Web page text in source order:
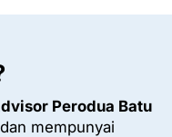
Perodua Batu
mempunyai